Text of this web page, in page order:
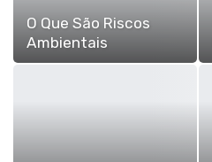
O Que São Riscos
Ambientais